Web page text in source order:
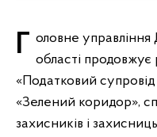
Головне управління ДПС в Івано-Франківській області продовжує
«Податковий
«Зелений коридор»,
захисників і